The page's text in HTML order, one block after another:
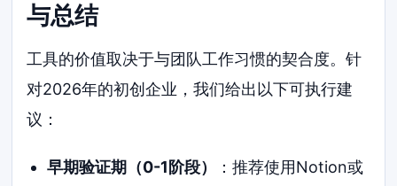
与总结
工具的价值取决于与团队工作习惯的契合度。针
对2026年的初创企业，我们给出以下可执行建
议：
早期验证期（0-1阶段）
：推荐使用Notion或